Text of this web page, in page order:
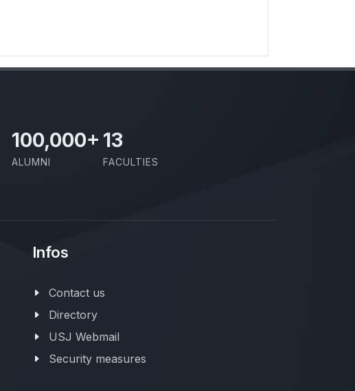
100,000+
ALUMNI
13
FACULTIES
Infos
Contact us
Directory
USJ Webmail
Security measures